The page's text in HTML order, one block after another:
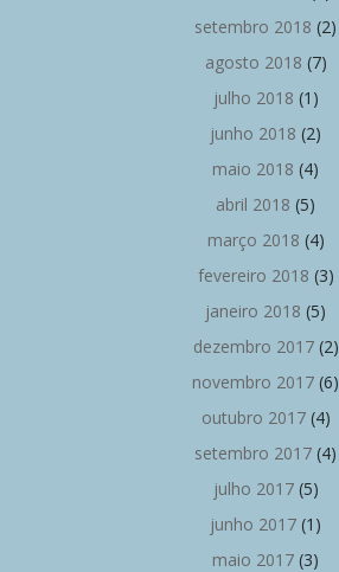
setembro 2018 (2)
agosto 2018 (7)
julho 2018 (1)
junho 2018 (2)
maio 2018 (4)
abril 2018 (5)
março 2018 (4)
fevereiro 2018 (3)
janeiro 2018 (5)
dezembro 2017(2)
novembro 2017 (6)
outubro 2017(4)
setembro 2017 (4)
julho 2017(5)
junho 2017 (1)
maio 2017 (3)